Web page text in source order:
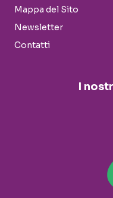
Mappa del Sito
Newsletter
Contatti
I